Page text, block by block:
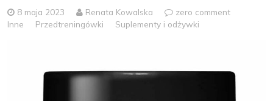
8 maja 2023 Renata Kowalska
zero comment
Inne
Przedtreningówki Suplementy i odżywki